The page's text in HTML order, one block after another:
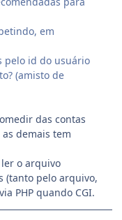
em
pelo id do usuário
(amisto de
das contas
demais tem
o arquivo
(tanto pelo arquivo,
PHP quando CGI.